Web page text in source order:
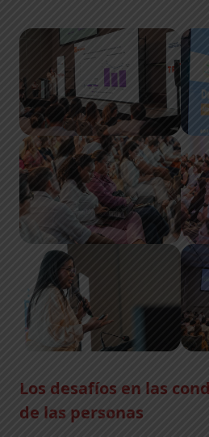
Los desafíos en las
de las personas